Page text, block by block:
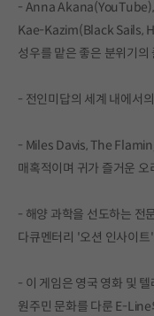
- Anna
Kae-Kazim(Black Sails,
성우를 맡은 좋은 분위기의
- 전인미답의 세계 내에서
- Miles Davis, The
매혹적이며 귀가 즐거운
- 해양 과학을 선도하는 전
다큐멘터리 '오션 인사이트
- 이 게임은 영국 영화 및
원주민 문화를 다룬 E-